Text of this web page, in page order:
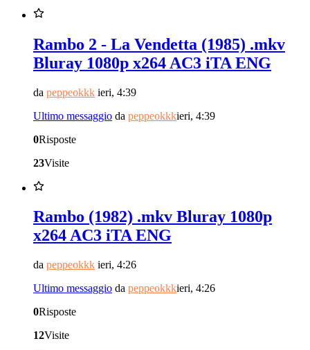
Rambo 2 - La Vendetta (1985) .mkv
Bluray 1080p x264 AC3 iTA ENG
da peppeokkk ieri, 4:39
Ultimo messaggio da peppeokkkieri, 4:39
0Risposte
23Visite
Rambo (1982) .mkv Bluray 1080p
x264 AC3 iTA ENG
da peppeokkk ieri, 4:26
Ultimo messaggio da peppeokkkieri, 4:26
0Risposte
12Visite